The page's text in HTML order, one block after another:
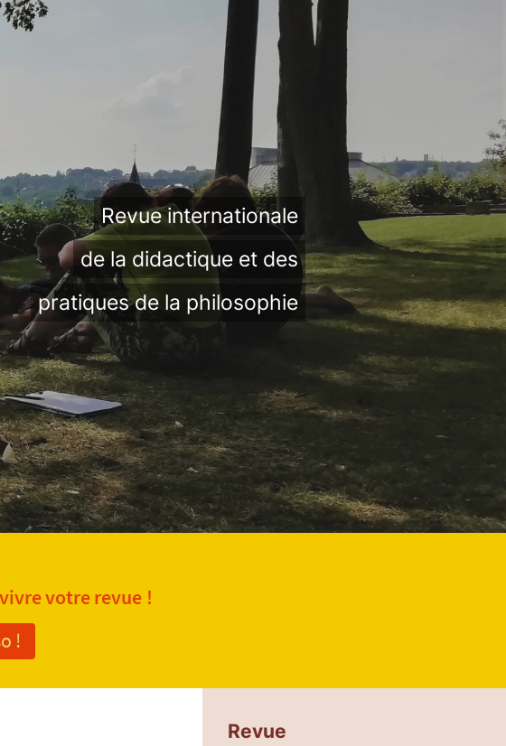
Revue internationale
de la didactique et des
pratiques de la philosophie
votre revue !
!
Revue